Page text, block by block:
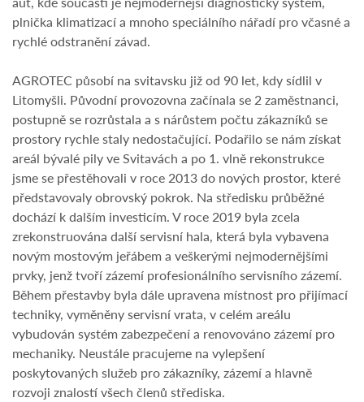
plnička klimatizací a mnoho speciálního nářadí pro včasné a
rychlé odstranění závad.
AGROTEC působí na svitavsku již od 90 let, kdy sídlil v
Litomyšli. Původní provozovna začínala se 2 zaměstnanci,
postupně se rozrůstala a s nárůstem počtu zákazníků se
prostory rychle staly nedostačující. Podařilo se nám získat
areál bývalé pily ve Svitavách a po 1. vlně rekonstrukce
jsme se přestěhovali v roce 2013 do nových prostor, které
představovaly obrovský pokrok. Na středisku průběžné
dochází k dalším investicím. V roce 2019 byla zcela
zrekonstruována další servisní hala, která byla vybavena
novým mostovým jeřábem a veškerými nejmodernějšími
prvky, jenž tvoří zázemí profesionálního servisního zázemí.
Během přestavby byla dále upravena místnost pro přijímací
techniky, vyměněny servisní vrata, v celém areálu
vybudován systém zabezpečení a renovováno zázemí pro
mechaniky. Neustále pracujeme na vylepšení
poskytovaných služeb pro zákazníky, zázemí a hlavně
rozvoji znalostí všech členů střediska.